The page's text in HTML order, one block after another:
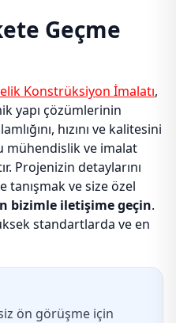
Geçme
Konstrüksiyon İmalatı,
yapı çözümlerinin
hızını ve kalitesini
mühendislik ve imalat
Projenizin detaylarını
ve size özel
bizimle iletişime geçin.
standartlarda ve en
ön görüşme için